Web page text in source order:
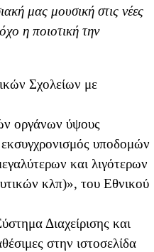
μας μουσική στις νέες
η ποιοτική την
Σχολείων με
οργάνων ύψους
υποδομών
και λιγότερων
κλπ)», του Εθνικού
Διαχείρισης και
στην ιστοσελίδα